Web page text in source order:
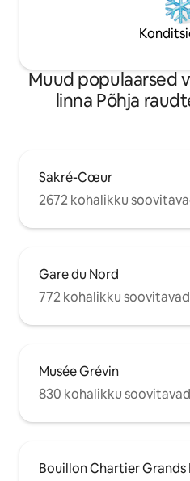
Muud populaarsed
linna Põhja
Sakré-Cœur
2672 kohalikku
Gare du Nord
772 kohalikku soovitavad
Musée Grévin
830 kohalikku soovitavad
Bouillon Chartier Grands